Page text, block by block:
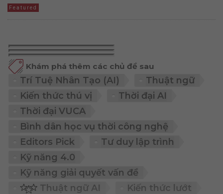
Featured
Khám phá thêm các chủ đề sau
Trí Tuệ Nhân Tạo (AI)
Thuật ngữ
Kiến thức thú vị
Thời đại AI
Thời đại VUCA
Bình dân học vụ thời công nghệ
Editors Pick
Tư duy lập trình
Kỹ năng 4.0
Kỹ năng giải quyết vấn đề
Thuật ngữ AI
Kiến thức lướt